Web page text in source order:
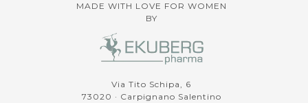
MADE WITH LOVE FOR WOMEN
BY
Via Tito Schipa, 6
73020 · Carpignano Salentino